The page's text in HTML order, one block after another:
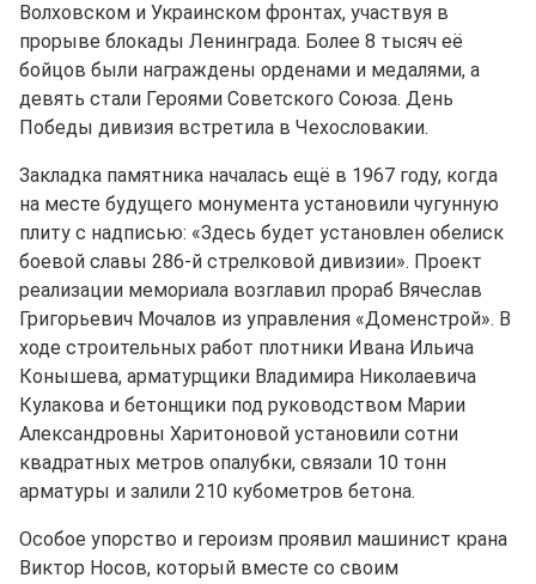
Волховском и Украинском фронтах, участвуя в
прорыве блокады Ленинграда. Более 8 тысяч её
бойцов были награждены орденами и медалями, а
девять стали Героями Советского Союза. День
Победы дивизия встретила в Чехословакии.
Закладка памятника началась ещё в 1967 году, когда
на месте будущего монумента установили чугунную
плиту с надписью: «Здесь будет установлен обелиск
боевой славы 286-й стрелковой дивизии». Проект
реализации мемориала возглавил прораб Вячеслав
Григорьевич Мочалов из управления «Доменстрой». В
ходе строительных работ плотники Ивана Ильича
Конышева, арматурщики Владимира Николаевича
Кулакова и бетонщики под руководством Марии
Александровны Харитоновой установили сотни
квадратных метров опалубки, связали 10 тонн
арматуры и залили 210 кубометров бетона.
Особое упорство и героизм проявил машинист крана
Виктор Носов, который вместе со своим